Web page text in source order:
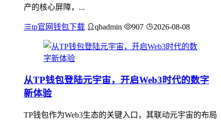
产的核心屏障，...
tp官网钱包下载 qbadmin 907 2026-08-08
从TP钱包登陆元宇宙，开启Web3时代的数字
新体验
TP钱包作为Web3生态的关键入口，其联动元宇宙的布局